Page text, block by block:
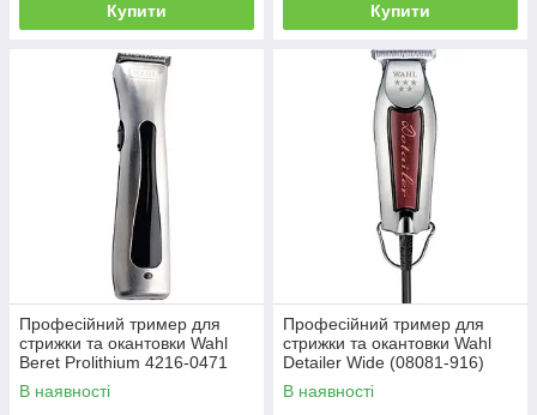
Купити Купити
Професійний тример для
стрижки та окантовки Wahl
Beret Prolithium 4216-0471
(08841-616)
В наявності
Професійний тример для
стрижки та окантовки Wahl
Detailer Wide (08081-916)
В наявності